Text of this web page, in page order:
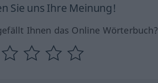
Sie uns Ihre Meinung!
Ihnen das Online Wörterbuch?